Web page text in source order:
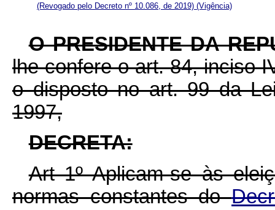
(Revogado pelo Decreto nº 10.086, de 2019) (Vigência)
O PRESIDENTE DA
lhe confere o art. 84, inciso
o disposto no art. 99 da
1997,
DECRETA:
Art 1º Aplicam-se às
normas constantes do